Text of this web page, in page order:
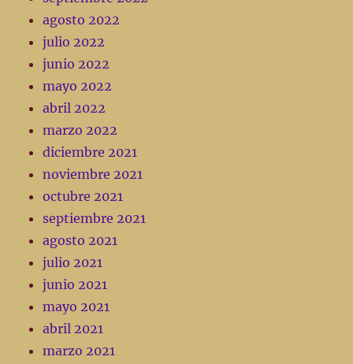
agosto 2022
julio 2022
junio 2022
mayo 2022
abril 2022
marzo 2022
diciembre 2021
noviembre 2021
octubre 2021
septiembre 2021
agosto 2021
julio 2021
junio 2021
mayo 2021
abril 2021
marzo 2021